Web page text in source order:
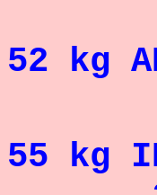
52 kg
55 kg